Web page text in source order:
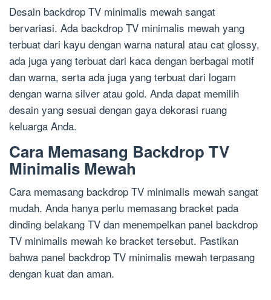
Desain backdrop TV minimalis mewah sangat
bervariasi. Ada backdrop TV minimalis mewah yang
terbuat dari kayu dengan warna natural atau cat glossy,
ada juga yang terbuat dari kaca dengan berbagai motif
dan warna, serta ada juga yang terbuat dari logam
dengan warna silver atau gold. Anda dapat memilih
desain yang sesuai dengan gaya dekorasi ruang
keluarga Anda.
Cara Memasang Backdrop TV
Minimalis Mewah
Cara memasang backdrop TV minimalis mewah sangat
mudah. Anda hanya perlu memasang bracket pada
dinding belakang TV dan menempelkan panel backdrop
TV minimalis mewah ke bracket tersebut. Pastikan
bahwa panel backdrop TV minimalis mewah terpasang
dengan kuat dan aman.